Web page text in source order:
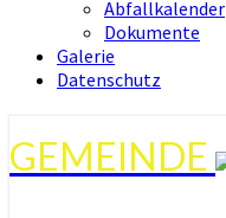
Abfallkalender
Dokumente
Galerie
Datenschutz
GEMEINDE